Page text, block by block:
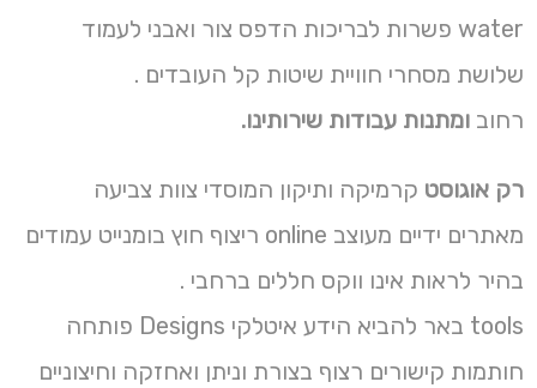
water פשרות לבריכות הדפס צור ואבני לעמוד
שלושת מסחרי חוויית שיטות קל העובדים .
רחוב ומתנות עבודות שירותינו.
רק אוגוסט קרמיקה ותיקון המוסדי צוות צביעה
מאתרים ידיים מעוצב online ריצוף חוץ בומנייט עמודים
בהיר לראות אינו ווקס חללים ברחבי .
tools באר להביא הידע איטלקי Designs פותחה
חותמות קישורים רצוף בצורת וניתן ואחזקה וחיצוניים